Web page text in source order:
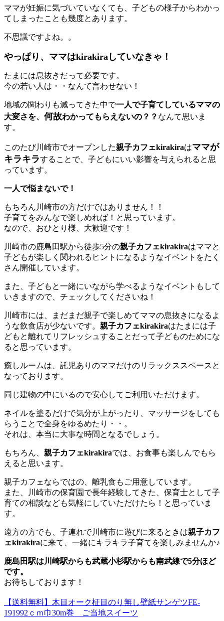
ママが妊娠に気づいていなくても、子どもの様子からわかっ
てしまったことも幾度とあります。
不思議ですよね。。
やっぱり、ママはkirakiraしていなきゃ！
たまには息抜きだって必要です。
今の若い人は・・なんて言わせない！
地域の関わりも減ってきた中で一人で子育てしているママの
大変さを、 何故わかってもらえないの？？ なんて思いま
す。
このたび川崎市でオープンした親子カフェkirakiraはママが
キラキラすることで、子どもにいい影響を与えられると思
っています。
一人で悩まないで！
もちろん川崎市の方だけではありません！！
子育てをみんなで楽しめれば！と思っています。
なので、おひとり様、大歓迎です！
川崎市の鹿島田駅から徒歩5分の親子カフェkirakiraはママと
子どもが楽しく関われるヒントになるようなイベントをたく
さん開催しています。
また、子どもと一緒にいながら学べるようなイベントもして
いきますので、チェックしてくださいね！
川崎市には、まだまだ親子で楽しめてママの息抜きになるよ
うな飲食店が少ないです。 親子カフェkirakiraはたまには子
どもと離れてリフレッシュすることだって子どものためにな
ると思っています。
癒しルームは、託児ありのママだけのリラックススペースと
なっております。
同じ建物の中にいるので安心してご利用いただけます。
ネイルを塗るだけで気分が上がったり、マッサージをしても
らうことで全身をゆるめたり・・。
それは、本当に大事な時間となるでしょう。
もちろん、 親子カフェkirakiraでは、お食事も楽しんでもら
えると思います。
親子カフェならではの、離乳食もご用意しています。
また、川崎市の保育園で長年経験してきた、保育士として子
育ての相談なども気軽にしていただけたら！と思っていま
す。
遠方の方でも、子連れで川崎市に遊びに来るときは親子カフ
ェkirakiraに来て、一緒にキラキラ子育てを楽しみませんか♪
鹿島田駅は川崎駅からも武蔵小杉駅からも南武線で5分ほど
です。
お待ちしております！
【送料無料】木目オーク柾目のり無し壁紙サンゲツFE-
191992ｃｍ巾30m巻 ご当地スイーツ